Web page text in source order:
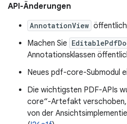
API-Änderungen
AnnotationView
Machen Sie
Annotationsklassen
Neues pdf-core-Submodul
Die wichtigsten PDF-APIs
core“-Artefakt verschoben,
von der